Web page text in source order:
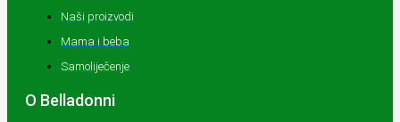
Naši proizvodi
Mama i beba
Samoliječenje
O Belladonni